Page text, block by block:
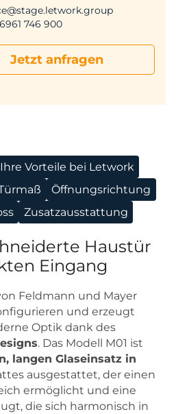
746 900
Jetzt anfragen
Ihre Vorteile bei Letwork
Öffnungsrichtung
Zusatzausstattung
Haustür
Eingang
Feldmann und Mayer
und erzeugt
Optik dank des
. Das Modell M01 ist
langen Glaseinsatz in
ausgestattet, der einen
ermöglicht und eine
die sich harmonisch in